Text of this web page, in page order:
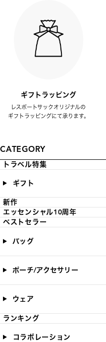
ギフトラッピング
レスポートサックオリジナルの
ギフトラッピングにて承ります。
CATEGORY
トラベル特集
ギフト
新作
エッセンシャル10周年
ベストセラー
バッグ
ポーチ/アクセサリー
ウェア
ランキング
コラボレーション